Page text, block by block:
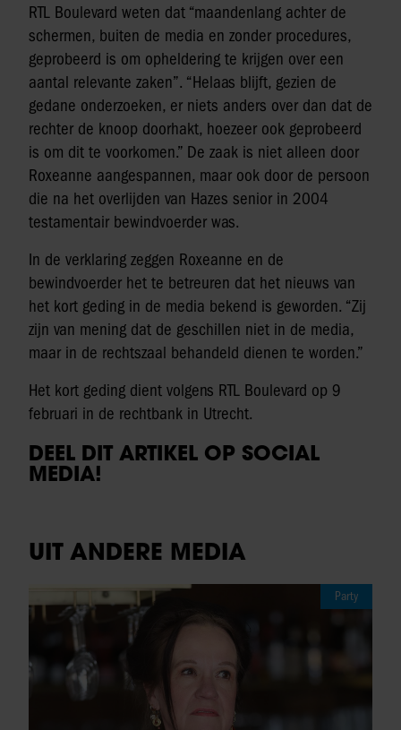
RTL Boulevard weten dat “maandenlang achter de
schermen, buiten de media en zonder procedures,
geprobeerd is om opheldering te krijgen over een
aantal relevante zaken”. “Helaas blijft, gezien de
gedane onderzoeken, er niets anders over dan dat de
rechter de knoop doorhakt, hoezeer ook geprobeerd
is om dit te voorkomen.” De zaak is niet alleen door
Roxeanne aangespannen, maar ook door de persoon
die na het overlijden van Hazes senior in 2004
testamentair bewindvoerder was.
In de verklaring zeggen Roxeanne en de
bewindvoerder het te betreuren dat het nieuws van
het kort geding in de media bekend is geworden. “Zij
zijn van mening dat de geschillen niet in de media,
maar in de rechtszaal behandeld dienen te worden.”
Het kort geding dient volgens RTL Boulevard op 9
februari in de rechtbank in Utrecht.
DEEL DIT ARTIKEL OP SOCIAL
MEDIA!
UIT ANDERE MEDIA
Party